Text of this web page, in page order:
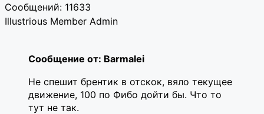
Сообщений: 11633
Illustrious Member Admin
Сообщение от: Barmalei
Не спешит брентик в отскок, вяло текущее
движение, 100 по Фибо дойти бы. Что то
тут не так.